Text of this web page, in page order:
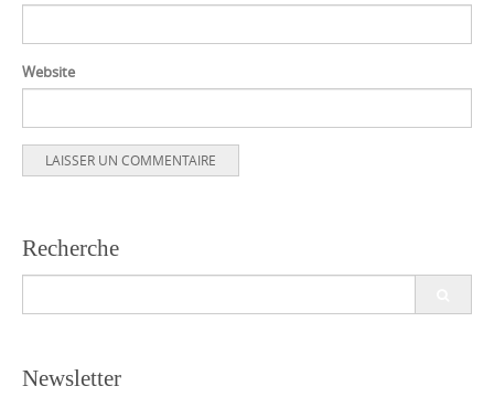
Website
Recherche
Newsletter